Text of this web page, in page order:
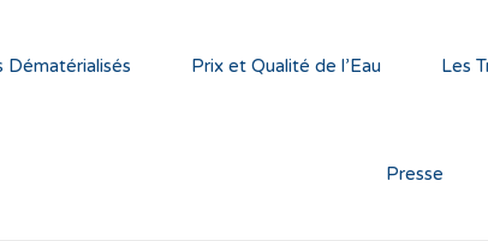
Dématérialisés Prix et Qualité de l’Eau Les
Presse